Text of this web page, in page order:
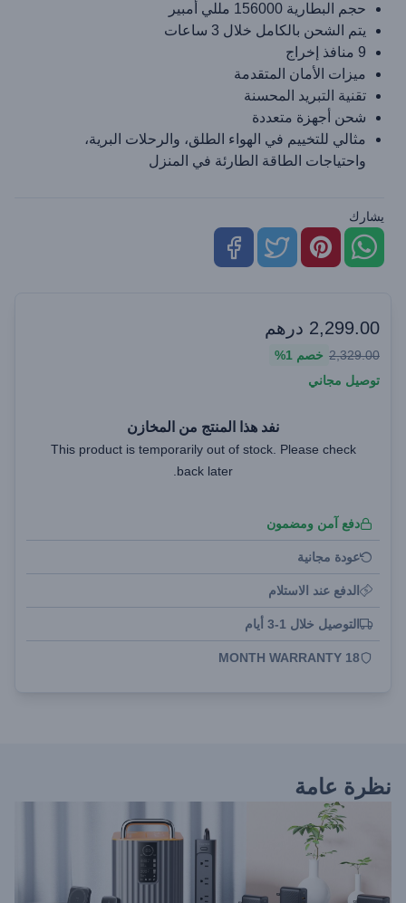
حجم البطارية 156000 مللي أمبير
يتم الشحن بالكامل خلال 3 ساعات
9 منافذ إخراج
ميزات الأمان المتقدمة
تقنية التبريد المحسنة
شحن أجهزة متعددة
مثالي للتخييم في الهواء الطلق، والرحلات البرية،
واحتياجات الطاقة الطارئة في المنزل
يشارك
2,299.00 درهم
2,329.00 خصم 1%
توصيل مجاني
نفد هذا المنتج من المخازن
This product is temporarily out of stock. Please check
back later.
دفع آمن ومضمون
عودة مجانية
الدفع عند الاستلام
التوصيل خلال 1-3 أيام
18 MONTH WARRANTY
نظرة عامة